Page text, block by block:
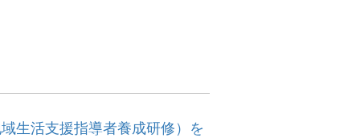
生活支援指導者養成研修）を